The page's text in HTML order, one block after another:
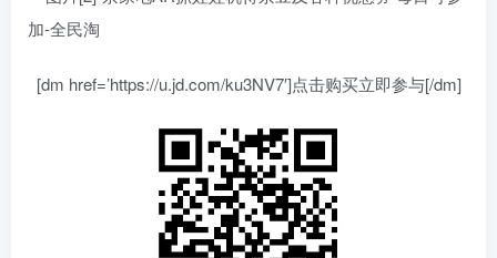
[dm href=’https://u.jd.com/ku3NV7′]点击购买立即参与[/dm]